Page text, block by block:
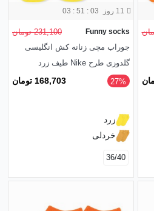
11 روز 03 : 51 : 01
Funny socks
231,100 تومان
جوراب مچی زنانه کش انگلیسی
گلدوزی طرح Nike طیف زرد
‎27% 168,703 تومان
زرد
خردلی
36/40